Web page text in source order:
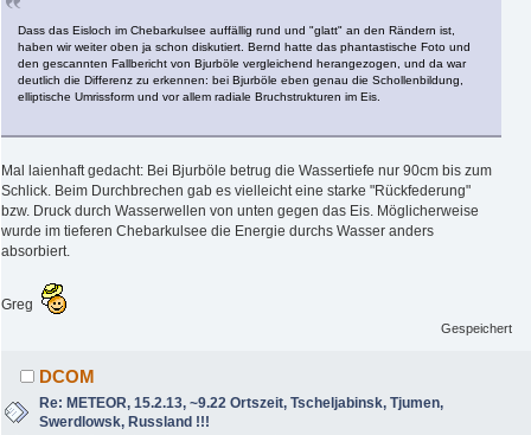
Dass das Eisloch im Chebarkulsee auffällig rund und "glatt" an den Rändern ist,
haben wir weiter oben ja schon diskutiert. Bernd hatte das phantastische Foto und
den gescannten Fallbericht von Bjurböle vergleichend herangezogen, und da war
deutlich die Differenz zu erkennen: bei Bjurböle eben genau die Schollenbildung,
elliptische Umrissform und vor allem radiale Bruchstrukturen im Eis.
Mal laienhaft gedacht: Bei Bjurböle betrug die Wassertiefe nur 90cm bis zum
Schlick. Beim Durchbrechen gab es vielleicht eine starke "Rückfederung"
bzw. Druck durch Wasserwellen von unten gegen das Eis. Möglicherweise
wurde im tieferen Chebarkulsee die Energie durchs Wasser anders
absorbiert.
Greg
Gespeichert
DCOM
Re: METEOR, 15.2.13, ~9.22 Ortszeit, Tscheljabinsk, Tjumen,
Swerdlowsk, Russland !!!